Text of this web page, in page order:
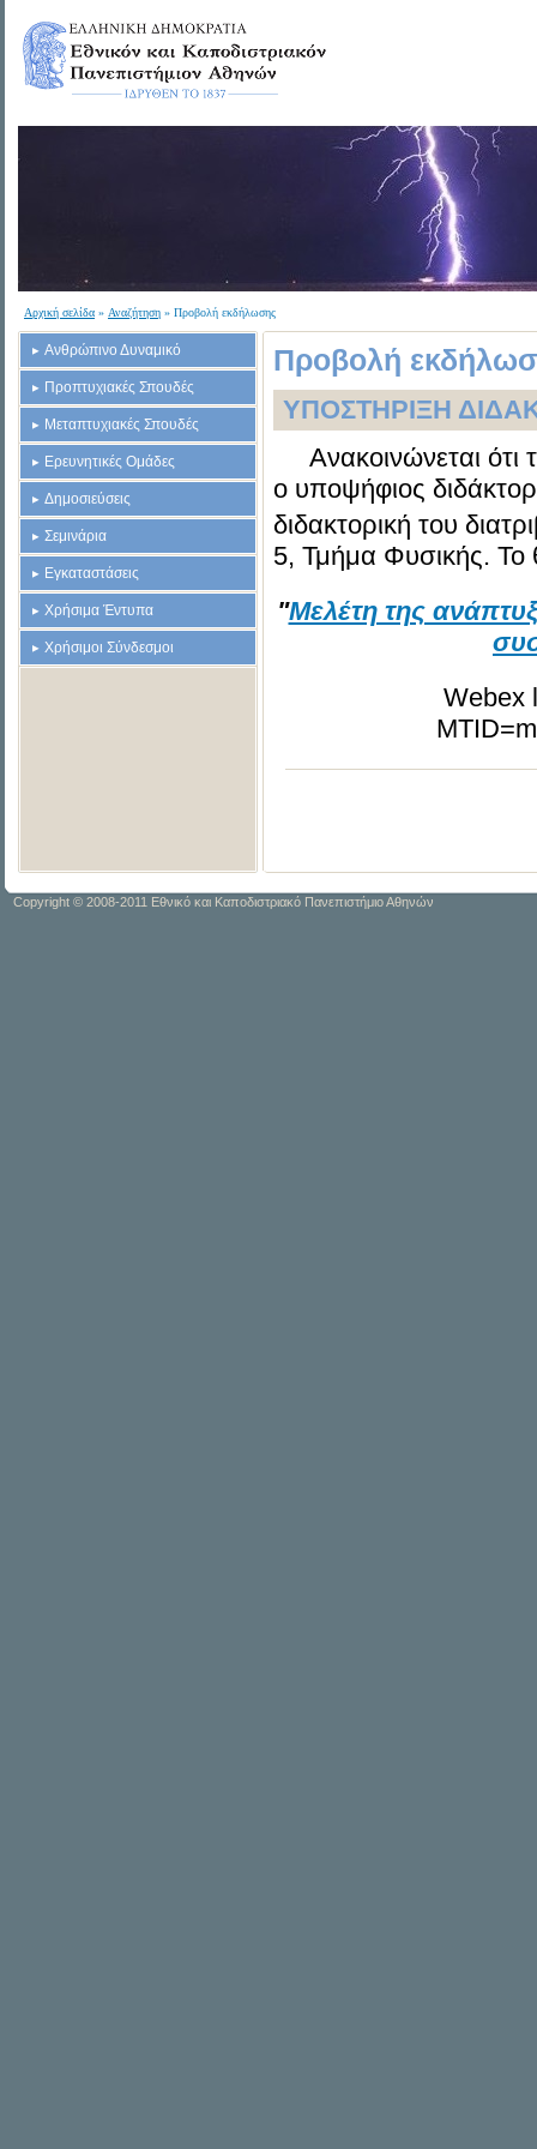
Αρχική σελίδα » Αναζήτηση » Προβολή εκδήλωσης
Ανθρώπινο Δυναμικό
Προπτυχιακές Σπουδές
Μεταπτυχιακές Σπουδές
Ερευνητικές Ομάδες
Δημοσιεύσεις
Σεμινάρια
Εγκαταστάσεις
Χρήσιμα Έντυπα
Χρήσιμοι Σύνδεσμοι
Προβολή
ΥΠΟΣΤΗΡΙΞΗ
Ανακοινώνεται ότι
ο υποψήφιος
διδακτορική του
5, Τμήμα Φυσικής. Το
"Μελέτη της
Webex
Copyright © 2008-2011 Εθνικό και Καποδιστριακό Πανεπιστήμιο Αθηνών